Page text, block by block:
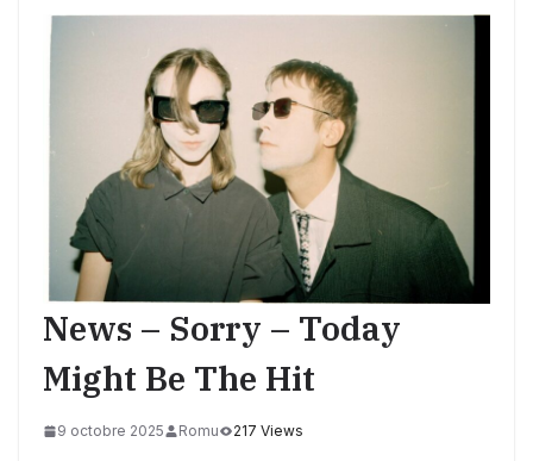
News – Sorry – Today
Might Be The Hit
9 octobre 2025 Romu 217 Views